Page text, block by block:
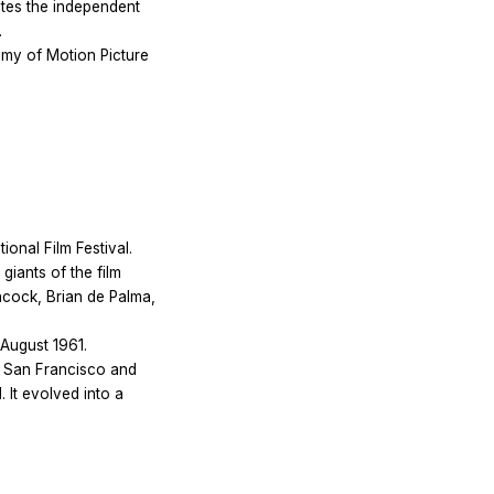
the independent
of Motion Picture
Film Festival.
of the film
Brian de Palma,
1961.
Francisco and
It evolved into a